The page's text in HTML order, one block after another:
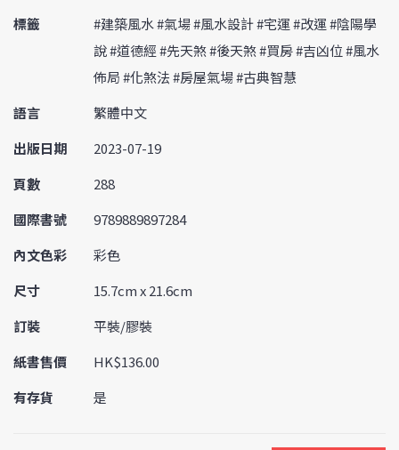
標籤
#建築風水 #氣場 #風水設計 #宅運 #改運 #陰陽學
說 #道德經 #先天煞 #後天煞 #買房 #吉凶位 #風水
佈局 #化煞法 #房屋氣場 #古典智慧
語言
繁體中文
出版日期
2023-07-19
頁數
288
國際書號
9789889897284
內文色彩
彩色
尺寸
15.7cm x 21.6cm
訂裝
平裝/膠裝
紙書售價
HK$136.00
有存貨
是